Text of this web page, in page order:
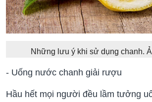
Những lưu ý khi sử dụng chanh.
- Uống nước chanh giải rượu
Hầu hết mọi người đều lầm tưởng